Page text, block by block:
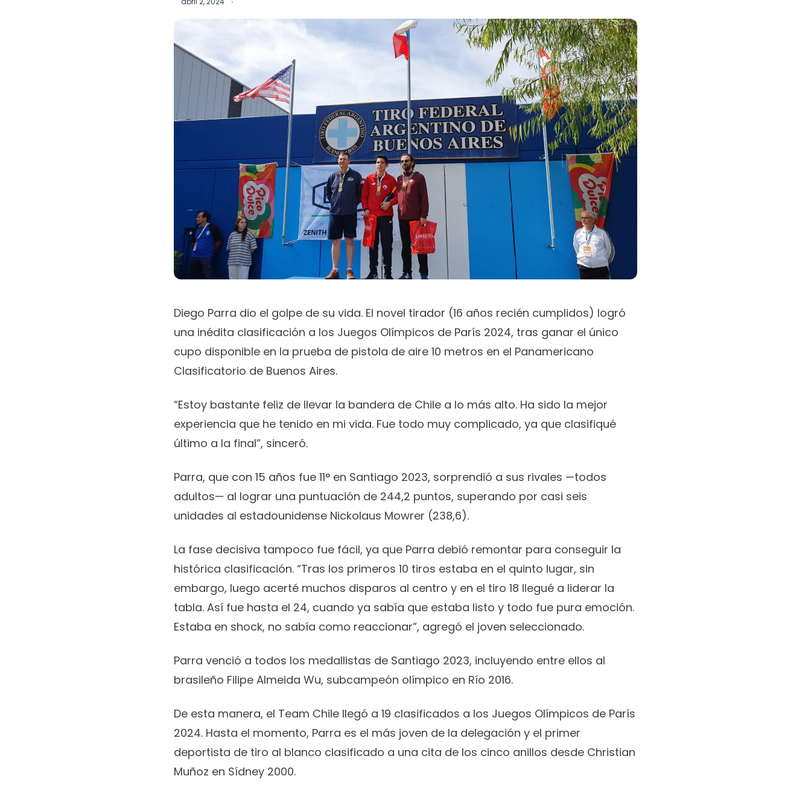
Diego Parra dio el golpe de su vida. El novel tirador (16 años recién cumplidos) logró
una inédita clasificación a los Juegos Olímpicos de París 2024, tras ganar el único
cupo disponible en la prueba de pistola de aire 10 metros en el Panamericano
Clasificatorio de Buenos Aires.
“Estoy bastante feliz de llevar la bandera de Chile a lo más alto. Ha sido la mejor
experiencia que he tenido en mi vida. Fue todo muy complicado, ya que clasifiqué
último a la final”, sinceró.
Parra, que con 15 años fue 11° en Santiago 2023, sorprendió a sus rivales —todos
adultos— al lograr una puntuación de 244,2 puntos, superando por casi seis
unidades al estadounidense Nickolaus Mowrer (238,6).
La fase decisiva tampoco fue fácil, ya que Parra debió remontar para conseguir la
histórica clasificación. “Tras los primeros 10 tiros estaba en el quinto lugar, sin
embargo, luego acerté muchos disparos al centro y en el tiro 18 llegué a liderar la
tabla. Así fue hasta el 24, cuando ya sabía que estaba listo y todo fue pura emoción.
Estaba en shock, no sabía como reaccionar”, agregó el joven seleccionado.
Parra venció a todos los medallistas de Santiago 2023, incluyendo entre ellos al
brasileño Filipe Almeida Wu, subcampeón olímpico en Río 2016.
De esta manera, el Team Chile llegó a 19 clasificados a los Juegos Olímpicos de París
2024. Hasta el momento, Parra es el más joven de la delegación y el primer
deportista de tiro al blanco clasificado a una cita de los cinco anillos desde Christian
Muñoz en Sídney 2000.